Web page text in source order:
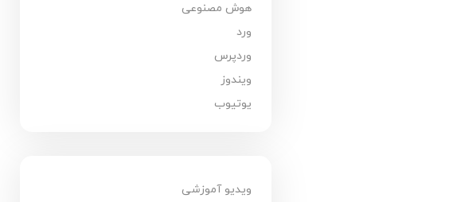
هوش مصنوعی
ورد
وردپرس
ویندوز
یوتیوب
ویدیو آموزشی